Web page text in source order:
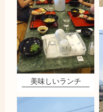
美味しいランチ